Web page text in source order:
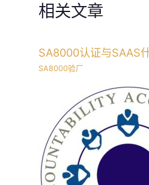
相关文章
SA8000认证与SAAS
SA8000验厂